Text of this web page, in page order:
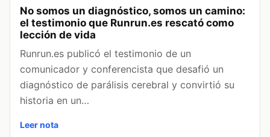
No somos un diagnóstico, somos un camino:
el testimonio que Runrun.es rescató como
lección de vida
Runrun.es publicó el testimonio de un
comunicador y conferencista que desafió un
diagnóstico de parálisis cerebral y convirtió su
historia en un…
Leer nota